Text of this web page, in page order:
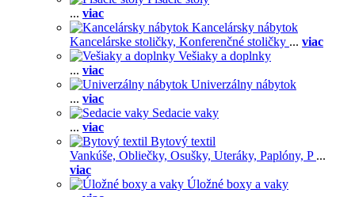
... viac
Kancelársky nábytok
Kancelárske stoličky, Konferenčné stoličky ... viac
Vešiaky a doplnky
... viac
Univerzálny nábytok
... viac
Sedacie vaky
... viac
Bytový textil
Vankúše, Obliečky, Osušky, Uteráky, Paplóny, P ...
viac
Úložné boxy a vaky